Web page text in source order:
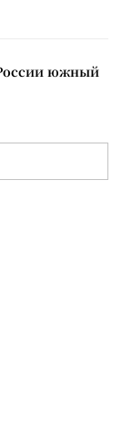
южный